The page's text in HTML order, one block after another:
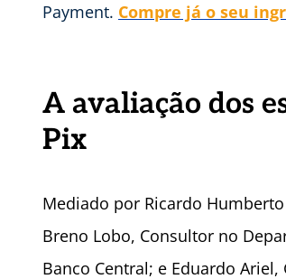
Payment. Compre já o seu
A avaliação dos
Pix
Mediado por Ricardo
Breno Lobo, Consultor no
Banco Central; e Eduardo Ariel,